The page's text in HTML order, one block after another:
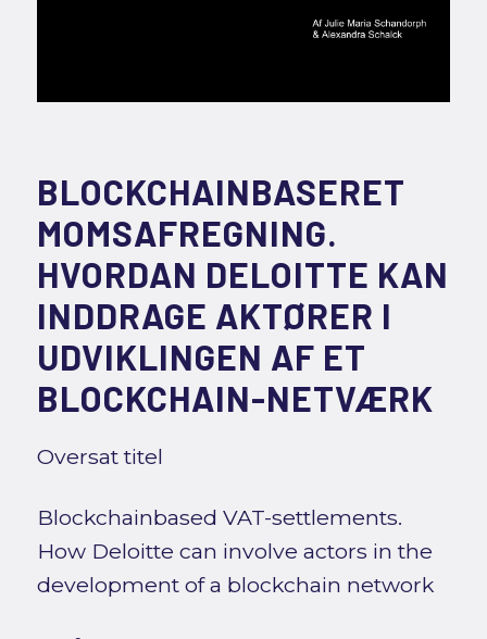
BLOCKCHAINBASERET
MOMSAFREGNING.
HVORDAN DELOITTE KAN
INDDRAGE AKTØRER I
UDVIKLINGEN AF ET
BLOCKCHAIN-NETVÆRK
Oversat titel
Blockchainbased VAT-settlements.
How Deloitte can involve actors in the
development of a blockchain network